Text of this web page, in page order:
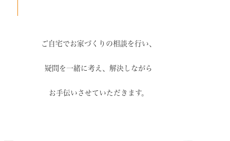
ご自宅でお家づくりの相談を行い、
疑問を一緒に考え、解決しながら
お手伝いさせていただきます。